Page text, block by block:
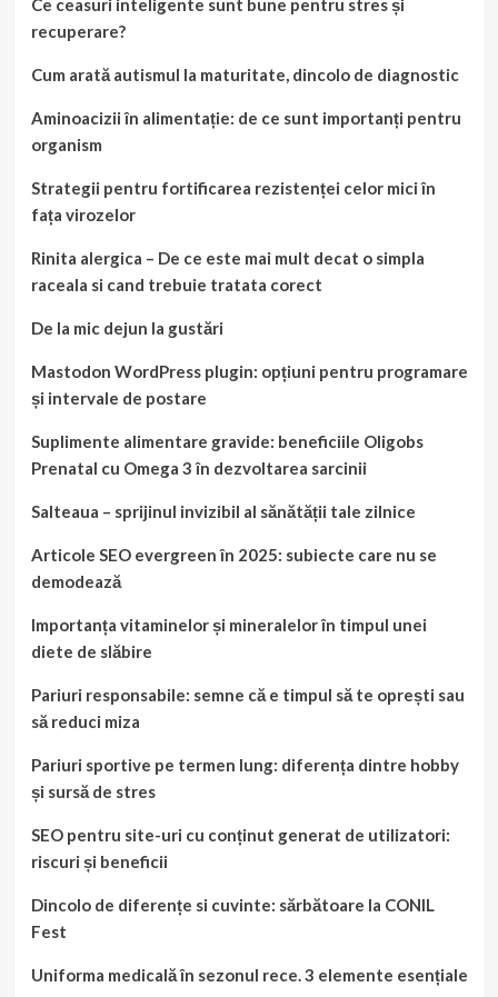
Ce ceasuri inteligente sunt bune pentru stres și
recuperare?
Cum arată autismul la maturitate, dincolo de diagnostic
Aminoacizii în alimentație: de ce sunt importanți pentru
organism
Strategii pentru fortificarea rezistenței celor mici în
fața virozelor
Rinita alergica – De ce este mai mult decat o simpla
raceala si cand trebuie tratata corect
De la mic dejun la gustări
Mastodon WordPress plugin: opțiuni pentru programare
și intervale de postare
Suplimente alimentare gravide: beneficiile Oligobs
Prenatal cu Omega 3 în dezvoltarea sarcinii
Salteaua – sprijinul invizibil al sănătății tale zilnice
Articole SEO evergreen în 2025: subiecte care nu se
demodează
Importanța vitaminelor și mineralelor în timpul unei
diete de slăbire
Pariuri responsabile: semne că e timpul să te oprești sau
să reduci miza
Pariuri sportive pe termen lung: diferența dintre hobby
și sursă de stres
SEO pentru site-uri cu conținut generat de utilizatori:
riscuri și beneficii
Dincolo de diferențe si cuvinte: sărbătoare la CONIL
Fest
Uniforma medicală în sezonul rece. 3 elemente esențiale